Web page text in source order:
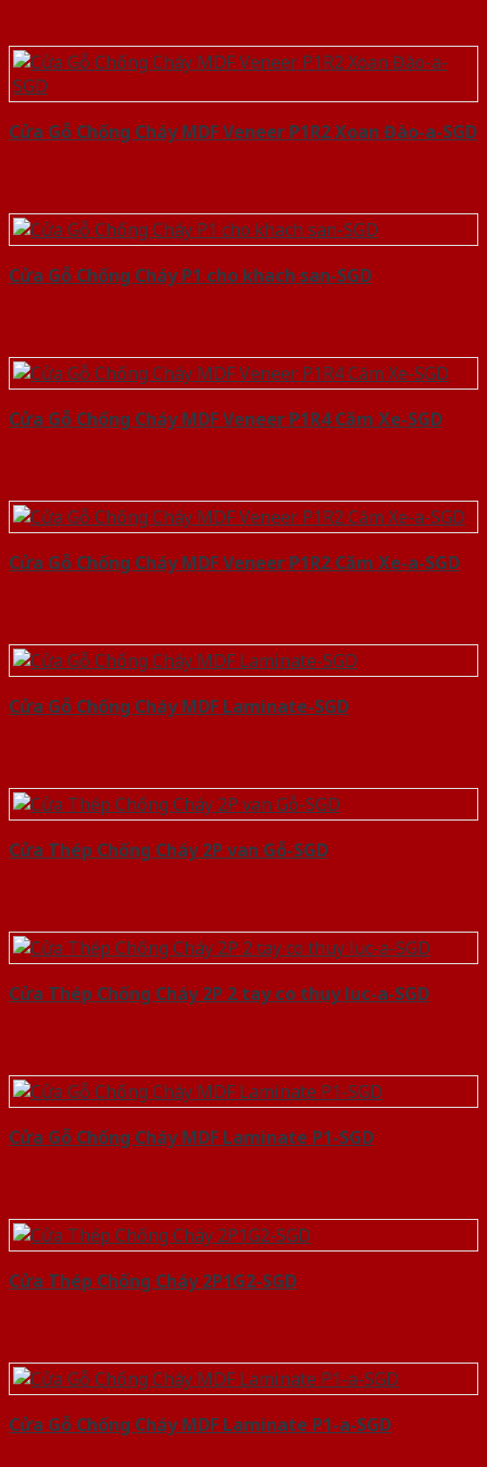
Cửa Gỗ Chống Cháy MDF Veneer P1R2 Xoan Đào-a-SGD
Cửa Gỗ Chống Cháy P1 cho khach san-SGD
Cửa Gỗ Chống Cháy MDF Veneer P1R4 Căm Xe-SGD
Cửa Gỗ Chống Cháy MDF Veneer P1R2 Căm Xe-a-SGD
Cửa Gỗ Chống Cháy MDF Laminate-SGD
Cửa Thép Chống Cháy 2P van Gỗ-SGD
Cửa Thép Chống Cháy 2P 2 tay co thuy luc-a-SGD
Cửa Gỗ Chống Cháy MDF Laminate P1-SGD
Cửa Thép Chống Cháy 2P1G2-SGD
Cửa Gỗ Chống Cháy MDF Laminate P1-a-SGD